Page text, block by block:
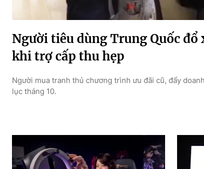
Người tiêu dùng Trung Quốc
khi trợ cấp thu hẹp
Người mua tranh thủ chương trình ưu đãi cũ, đẩy
lục tháng 10.